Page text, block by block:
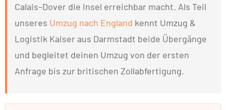
Calais–Dover die Insel erreichbar macht. Als Teil
unseres Umzug nach England kennt Umzug &
Logistik Kaiser aus Darmstadt beide Übergänge
und begleitet deinen Umzug von der ersten
Anfrage bis zur britischen Zollabfertigung.